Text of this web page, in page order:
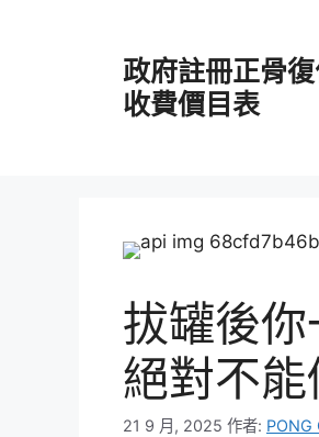
政府註冊正骨
收費價目表
拔罐後
絕對不能
21 9 月, 2025 作者: PONG